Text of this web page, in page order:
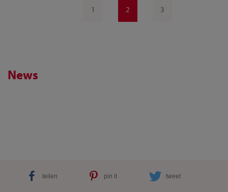
1 2 3
News
teilen pin it tweet